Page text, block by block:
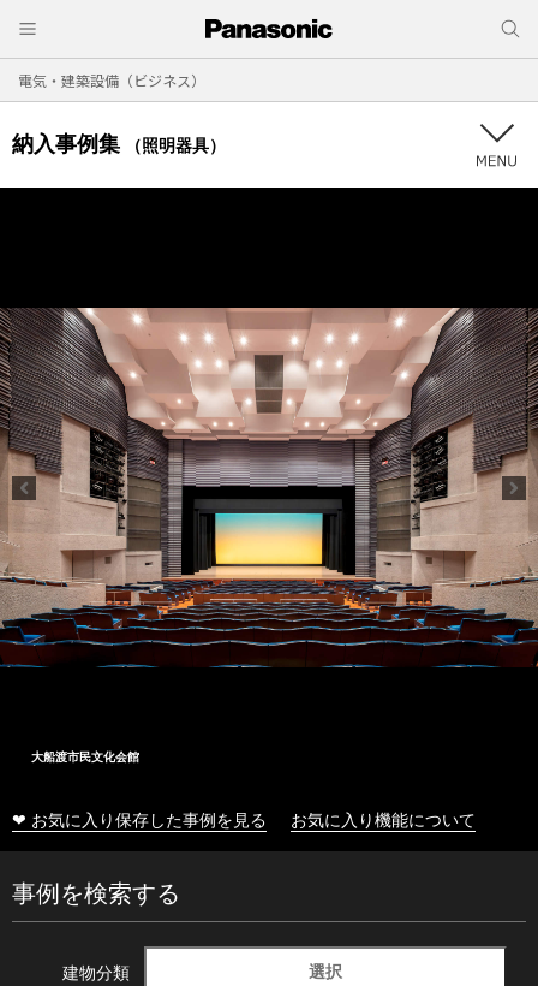
電気・建築設備（ビジネス）
納入事例集 （照明器具）
大船渡市民文化会館
❤ お気に入り保存した事例を見る お気に入り機能について
事例を検索する
建物分類 選択